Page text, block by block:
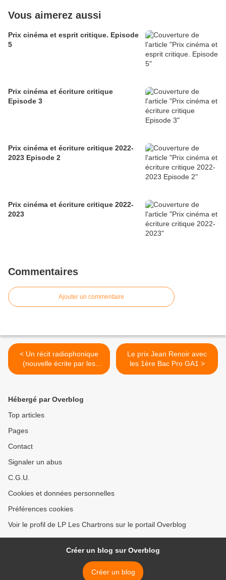
Vous aimerez aussi
Prix cinéma et esprit critique. Episode
5
Prix cinéma et écriture critique
Episode 3
Prix cinéma et écriture critique 2022-
2023 Episode 2
Prix cinéma et écriture critique 2022-
2023
Commentaires
Ajouter un commentaire
< Un récit radiophonique
(nouvelle écrite par les
élèves)
Le prix Jean Renoir avec
les 1ère Bac Pro GA1 >
Hébergé par Overblog
Top articles
Pages
Contact
Signaler un abus
C.G.U.
Cookies et données personnelles
Préférences cookies
Voir le profil de LP Les Chartrons sur le portail Overblog
Créer un blog sur Overblog
Créer un blog